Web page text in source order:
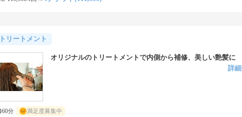
リートメント
オリジナルのトリートメントで内側から補修、美しい艶髪に
詳細
60分 満足度募集中